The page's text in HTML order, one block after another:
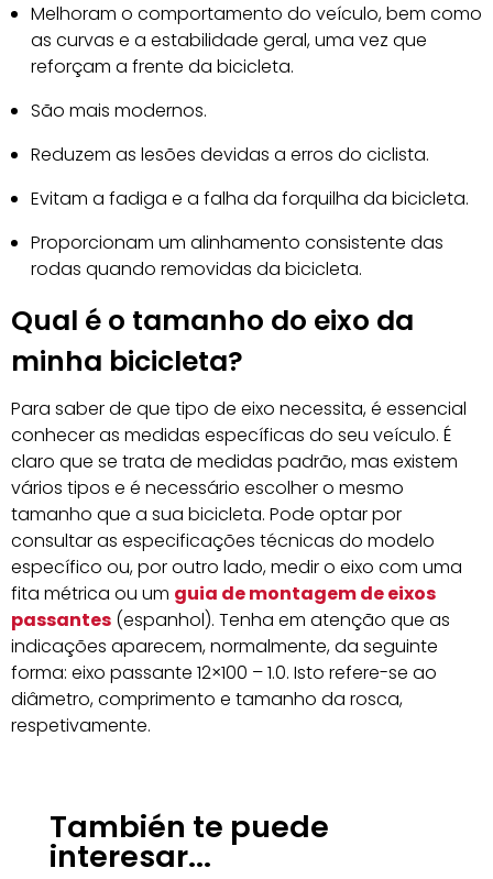
Melhoram o comportamento do veículo, bem como
as curvas e a estabilidade geral, uma vez que
reforçam a frente da bicicleta.
São mais modernos.
Reduzem as lesões devidas a erros do ciclista.
Evitam a fadiga e a falha da forquilha da bicicleta.
Proporcionam um alinhamento consistente das
rodas quando removidas da bicicleta.
Qual é o tamanho do eixo da
minha bicicleta?
Para saber de que tipo de eixo necessita, é essencial
conhecer as medidas específicas do seu veículo. É
claro que se trata de medidas padrão, mas existem
vários tipos e é necessário escolher o mesmo
tamanho que a sua bicicleta. Pode optar por
consultar as especificações técnicas do modelo
específico ou, por outro lado, medir o eixo com uma
fita métrica ou um guia de montagem de eixos
passantes (espanhol). Tenha em atenção que as
indicações aparecem, normalmente, da seguinte
forma: eixo passante 12×100 – 1.0. Isto refere-se ao
diâmetro, comprimento e tamanho da rosca,
respetivamente.
También te puede
interesar...